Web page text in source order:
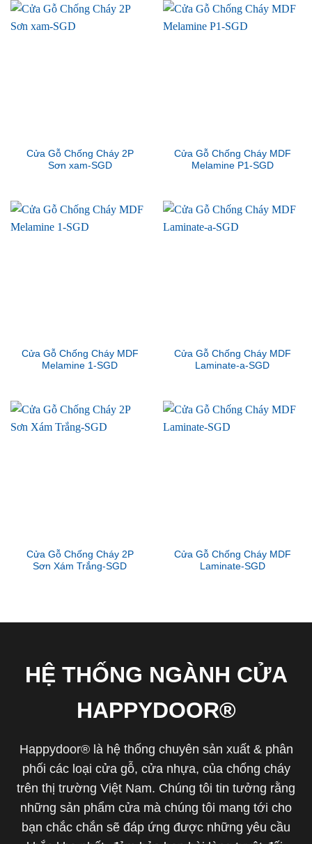
Cửa Gỗ Chống Cháy 2P
Sơn xam-SGD
Cửa Gỗ Chống Cháy MDF
Melamine P1-SGD
Cửa Gỗ Chống Cháy MDF
Melamine 1-SGD
Cửa Gỗ Chống Cháy MDF
Laminate-a-SGD
Cửa Gỗ Chống Cháy 2P
Sơn Xám Trắng-SGD
Cửa Gỗ Chống Cháy MDF
Laminate-SGD
HỆ THỐNG NGÀNH CỬA
HAPPYDOOR®
Happydoor® là hệ thống chuyên sản xuất & phân
phối các loại cửa gỗ, cửa nhựa, của chống cháy
trên thị trường Việt Nam. Chúng tôi tin tưởng rằng
những sản phẩm cửa mà chúng tôi mang tới cho
bạn chắc chắn sẽ đáp ứng được những yêu cầu